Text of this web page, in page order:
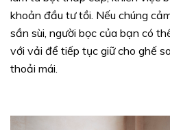
khoản đầu tư tồi. Nếu chúng
sần sùi, người bọc của bạn có
với vải để tiếp tục giữ cho ghế
thoải mái.